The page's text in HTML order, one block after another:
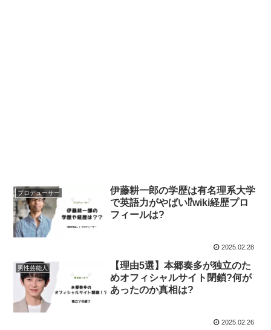
プロデューサー
伊藤耕一郎の学歴は有名理系大学
で英語力がやばい⁉︎wiki経歴プロ
フィールは?
2025.02.28
男性芸能人
【理由5選】本郷奏多が独立のた
めオフィシャルサイト閉鎖?何が
あったのか真相は?
2025.02.26